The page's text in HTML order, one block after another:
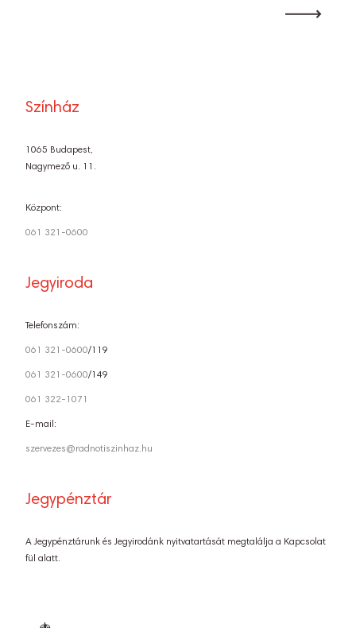
Színház
1065 Budapest,
Nagymező u. 11.
Központ:
061 321-0600
Jegyiroda
Telefonszám:
061 321-0600/119
061 321-0600/149
061 322-1071
E-mail:
szervezes@radnotiszinhaz.hu
Jegypénztár
A Jegypénztárunk és Jegyirodánk nyitvatartását megtalálja a Kapcsolat
fül alatt.